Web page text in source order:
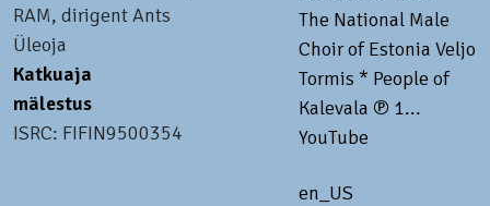
RAM, dirigent Ants
Üleoja
Katkuaja
mälestus
ISRC: FIFIN9500354
The National Male
Choir of Estonia Veljo
Tormis * People of
Kalevala ℗ 1...
YouTube
en_US